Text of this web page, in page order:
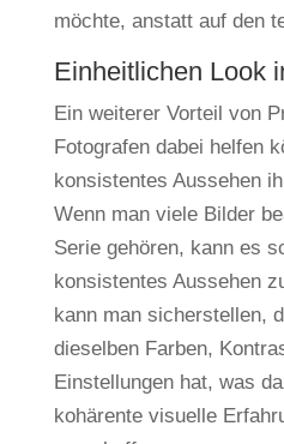
möchte, anstatt auf den
Einheitlichen Look
Ein weiterer Vorteil von
Fotografen dabei helfen
konsistentes Aussehen
Wenn man viele Bilder
Serie gehören, kann es
konsistentes Aussehen
kann man sicherstellen,
dieselben Farben,
Einstellungen hat, was
kohärente visuelle